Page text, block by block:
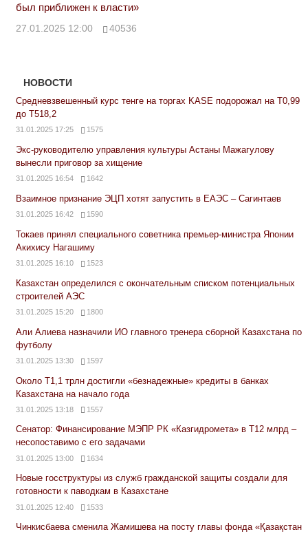
был приближен к власти»
27.01.2025 12:00 40536
НОВОСТИ
Средневзвешенный курс тенге на торгах KASE подорожал на Т0,99
до Т518,2
31.01.2025 17:25 1575
Экс-руководителю управления культуры Астаны Мажагулову
вынесли приговор за хищение
31.01.2025 16:54 1642
Взаимное признание ЭЦП хотят запустить в ЕАЭС – Сагинтаев
31.01.2025 16:42 1590
Токаев принял специального советника премьер-министра Японии
Акихису Нагашиму
31.01.2025 16:10 1523
Казахстан определился с окончательным списком потенциальных
строителей АЭС
31.01.2025 15:20 1800
Али Алиева назначили ИО главного тренера сборной Казахстана по
футболу
31.01.2025 13:30 1597
Около Т1,1 трлн достигли «безнадежные» кредиты в банках
Казахстана на начало года
31.01.2025 13:18 1557
Сенатор: Финансирование МЭПР РК «Казгидромета» в Т12 млрд –
несопоставимо с его задачами
31.01.2025 13:00 1634
Новые госструктуры из служб гражданской защиты создали для
готовности к паводкам в Казахстане
31.01.2025 12:40 1533
Чинкисбаева сменила Жамишева на посту главы фонда «Қазақстан